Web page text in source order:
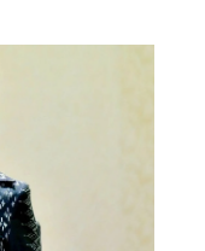
ให้รองนายกฯแต่ละ
ในพื้นที่อีสาน 20